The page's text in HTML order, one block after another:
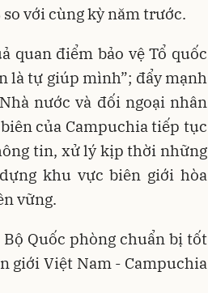
so với cùng kỳ năm trước.
quan điểm bảo vệ Tổ quốc
là tự giúp mình”; đẩy mạnh
nước và đối ngoại nhân
của Campuchia tiếp tục
tin, xử lý kịp thời những
khu vực biên giới hòa
vững.
Quốc phòng chuẩn bị tốt
giới Việt Nam - Campuchia